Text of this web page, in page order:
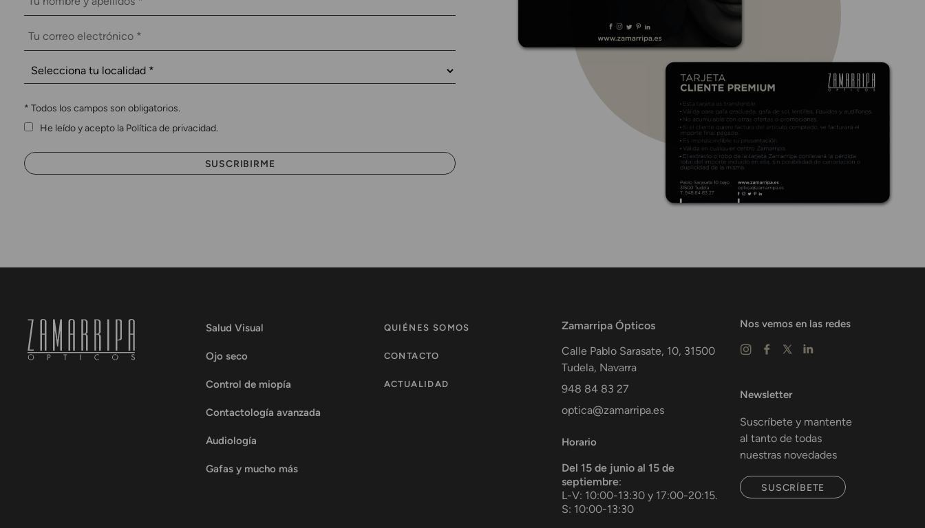
* Todos los campos son obligatorios.
He leído y acepto la Política de privacidad.
Salud Visual
Ojo seco
Control de miopía
Contactología avanzada
Audiología
Gafas y mucho más
QUIÉNES SOMOS
CONTACTO
ACTUALIDAD
Zamarripa Ópticos
Calle Pablo Sarasate, 10, 31500
Tudela, Navarra
948 84 83 27
optica@zamarripa.es
Horario
Del 15 de junio al 15 de
septiembre:
L-V: 10:00-13:30 y 17:00-20:15.
S: 10:00-13:30
Nos vemos en las redes
Newsletter
Suscríbete y mantente
al tanto de todas
nuestras novedades
SUSCRÍBETE